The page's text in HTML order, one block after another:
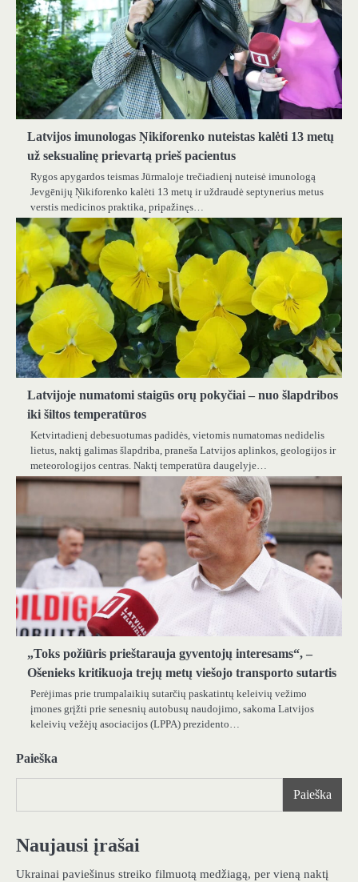
Latvijos imunologas Ņikiforenko nuteistas kalėti 13 metų
už seksualinę prievartą prieš pacientus
Rygos apygardos teismas Jūrmaloje trečiadienį nuteisė imunologą
Jevgēnijų Ņikiforenko kalėti 13 metų ir uždraudė septynerius metus
verstis medicinos praktika, pripažinęs…
Latvijoje numatomi staigūs orų pokyčiai – nuo ​​šlapdribos
iki šiltos temperatūros
Ketvirtadienį debesuotumas padidės, vietomis numatomas nedidelis
lietus, naktį galimas šlapdriba, praneša Latvijos aplinkos, geologijos ir
meteorologijos centras. Naktį temperatūra daugelyje…
„Toks požiūris prieštarauja gyventojų interesams“, –
Ošenieks kritikuoja trejų metų viešojo transporto sutartis
Perėjimas prie trumpalaikių sutarčių paskatintų keleivių vežimo
įmones grįžti prie senesnių autobusų naudojimo, sakoma Latvijos
keleivių vežėjų asociacijos (LPPA) prezidento…
Paieška
Paieška
Naujausi įrašai
Ukrainai paviešinus streiko filmuotą medžiagą, per vieną naktį